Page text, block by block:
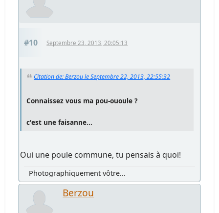
#10 Septembre 23, 2013, 20:05:13
Citation de: Berzou le Septembre 22, 2013, 22:55:32
Connaissez vous ma pou-ououle ?
c'est une faisanne...
Oui une poule commune, tu pensais à quoi!
Photographiquement vôtre...
Berzou